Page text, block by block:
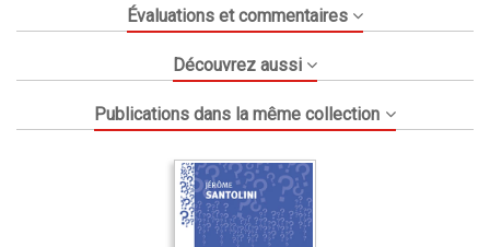
Évaluations et commentaires
Découvrez aussi
Publications dans la même collection